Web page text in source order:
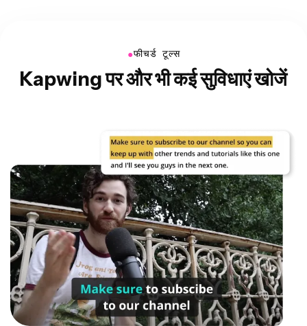
●फीचर्ड टूल्स
Kapwing पर और भी कई सुविधाएं खोजें